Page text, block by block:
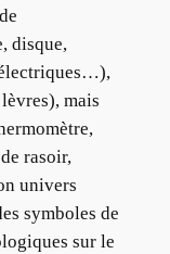
disque,
mais
rasoir,
univers
symboles de
sur le